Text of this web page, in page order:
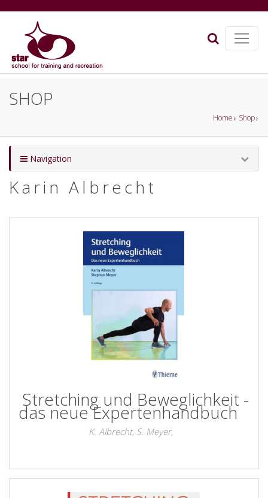
SHOP
Home Shop
Navigation
Karin Albrecht
Stretching und Beweglichkeit -
das neue Expertenhandbuch
K. Albrecht, S. Meyer,